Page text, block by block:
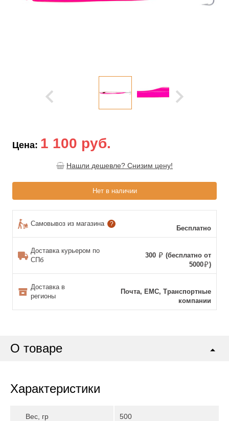
Цена: 1 100 руб.
Нашли дешевле? Снизим цену!
Нет в наличии
Самовывоз из магазина ?
Бесплатно
Доставка курьером по
СПб
300
(бесплатно от
5000
)
Доставка в
регионы
Почта, ЕМС, Транспортные
компании
О товаре
Характеристики
Вес, гр 500